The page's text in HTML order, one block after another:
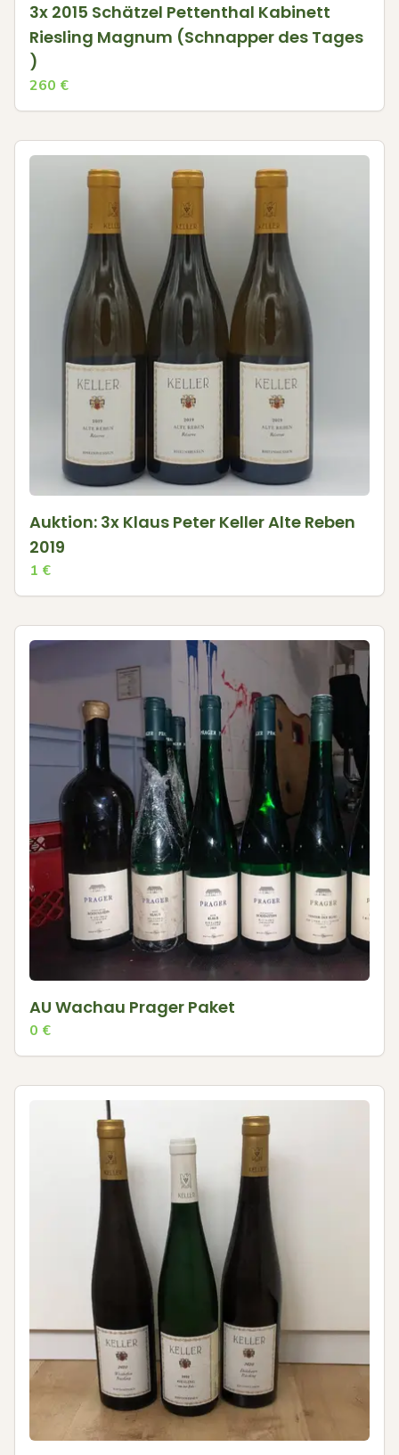
3x 2015 Schätzel Pettenthal Kabinett
Riesling Magnum (Schnapper des Tages
)
260 €
Auktion: 3x Klaus Peter Keller Alte Reben
2019
1 €
AU Wachau Prager Paket
0 €